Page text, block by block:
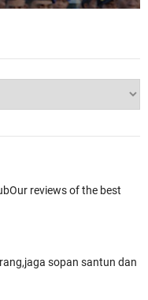
Berlalu di
reviews of the best
sopan santun dan